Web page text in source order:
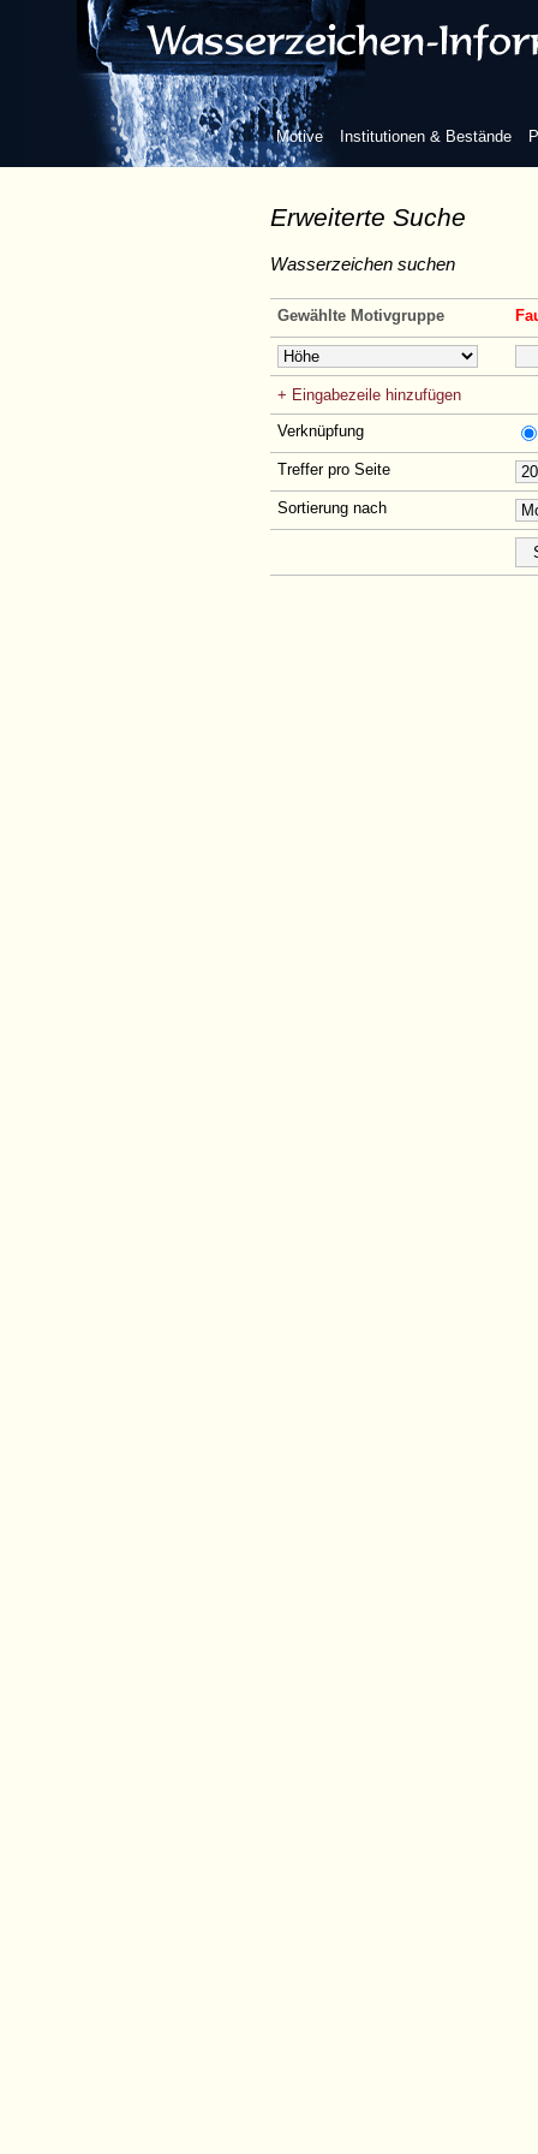
Motive Institutionen & Bestände
Erweiterte Suche
Wasserzeichen suchen
Gewählte Motivgruppe
+ Eingabezeile hinzufügen
Verknüpfung
Treffer pro Seite
Sortierung nach